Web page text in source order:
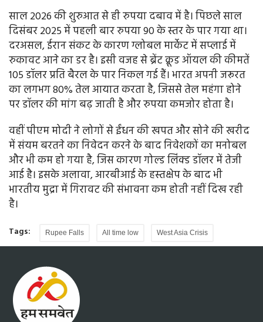
साल 2026 की शुरुआत से ही रुपया दबाव में है। पिछले साल
दिसंबर 2025 में पहली बार रुपया 90 के स्तर के पार गया था।
दरअसल, ईरान संकट के कारण ग्लोबल मार्केट में सप्लाई में
रुकावट आने का डर है। इसी वजह से ब्रेंट क्रूड ऑयल की कीमतें
105 डॉलर प्रति बैरल के पार निकल गई हैं। भारत अपनी जरूरत
का लगभग 80% तेल आयात करता है, जिससे तेल महंगा होने
पर डॉलर की मांग बढ़ जाती है और रुपया कमजोर होता है।
वहीं पीएम मोदी ने लोगों से ईंधन की खपत और सोने की खरीद
में संयम बरतने का निवेदन करने के बाद निवेशकों का मनोबल
और भी कम हो गया है, जिस कारण गोल्‍ड लिंंक्‍ड डॉलर में तेजी
आई है। इसके अलावा, आरबीआई के हस्‍तक्षेप के बाद भी
भारतीय मुद्रा में गिरावट की संभावना कम होती नहीं दिख रही
है।
Tags: Rupee Falls All time low West Asia Crisis